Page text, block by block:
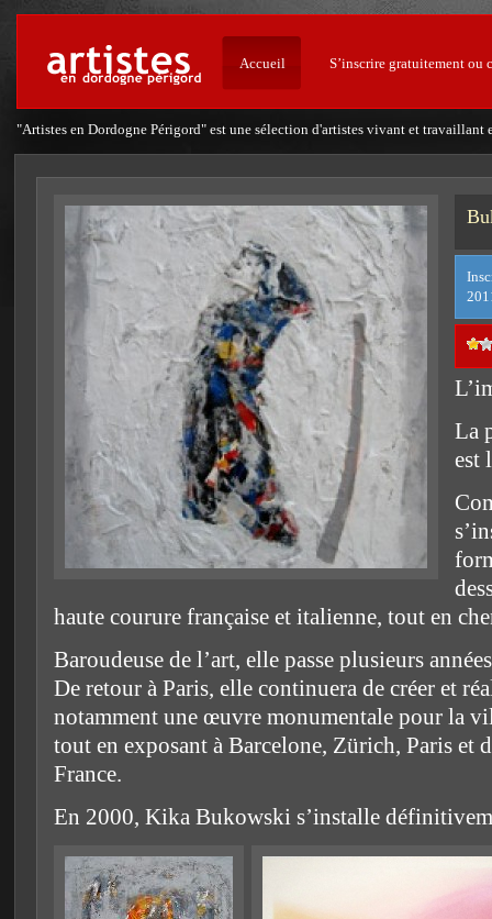
Accueil S’inscrire gratuitement ou
"Artistes en Dordogne Périgord" est une sélection d'artistes vivant et
La
est
haute courure française et italienne, tout en
Baroudeuse de l’art, elle passe plusieurs
De retour à Paris, elle continuera de créer et
notamment une œuvre monumentale pour la
tout en exposant à Barcelone, Zürich, Paris et
France.
En 2000, Kika Bukowski s’installe